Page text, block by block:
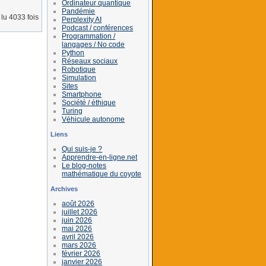
lu 4033 fois
Ordinateur quantique
Pandémie
Perplexity AI
Podcast / conférences
Programmation /
langages / No code
Python
Réseaux sociaux
Robotique
Simulation
Sites
Smartphone
Société / éthique
Turing
Véhicule autonome
Liens
Qui suis-je ?
Apprendre-en-ligne.net
Le blog-notes
mathématique du coyote
Archives
août 2026
juillet 2026
juin 2026
mai 2026
avril 2026
mars 2026
février 2026
janvier 2026